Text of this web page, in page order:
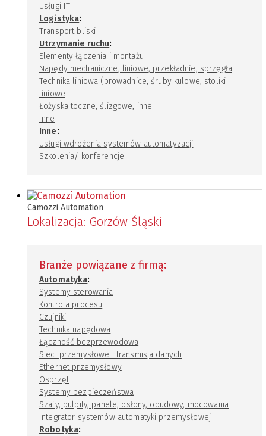
Usługi IT
Logistyka:
Transport bliski
Utrzymanie ruchu:
Elementy łączenia i montażu
Napędy mechaniczne, liniowe, przekładnie, sprzęgła
Technika liniowa (prowadnice, śruby kulowe, stoliki
liniowe
Łożyska toczne, ślizgowe, inne
Inne
Inne:
Usługi wdrożenia systemów automatyzacji
Szkolenia/ konferencje
Camozzi Automation
Lokalizacja: Gorzów Śląski
Branże powiązane z firmą:
Automatyka:
Systemy sterowania
Kontrola procesu
Czujniki
Technika napędowa
Łączność bezprzewodowa
Sieci przemysłowe i transmisja danych
Ethernet przemysłowy
Osprzęt
Systemy bezpieczeństwa
Szafy, pulpity, panele, osłony, obudowy, mocowania
Integrator systemów automatyki przemysłowej
Robotyka: